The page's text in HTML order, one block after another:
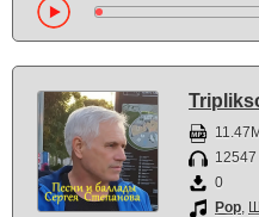
12547
0
Pop,